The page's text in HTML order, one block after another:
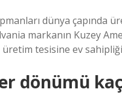
dünya çapında
markanın Kuzey
üretim tesisine ev
dönümü